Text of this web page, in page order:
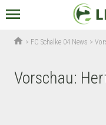
menu
home > FC Schalke 04 News >
Vorschau: